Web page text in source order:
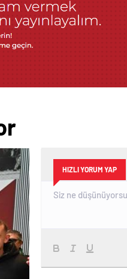
HIZLI YORUM YAP